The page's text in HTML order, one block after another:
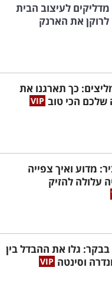
מדליקים לעיצוב הבית
לרוקן את הארנק
כך תארגנו את
שלכם הכי טוב
מדוע ואיך צפייה
עלולה להזיק
גלו את ההבדל בין
וסינטה